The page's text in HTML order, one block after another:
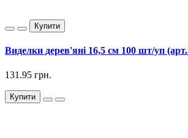
Купити
Виделки дерев'яні 16,5 см 100 шт/уп
131.95 грн.
Купити